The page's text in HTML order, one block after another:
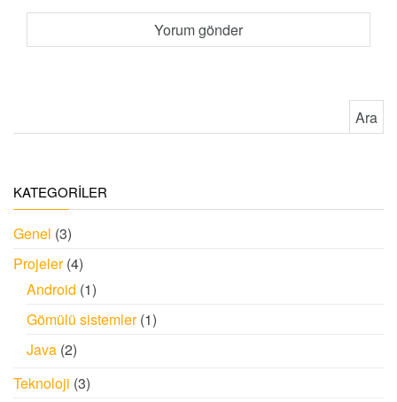
KATEGORİLER
Genel (3)
Projeler(4)
Android (1)
Gömülü sistemler(1)
Java (2)
Teknoloji (3)